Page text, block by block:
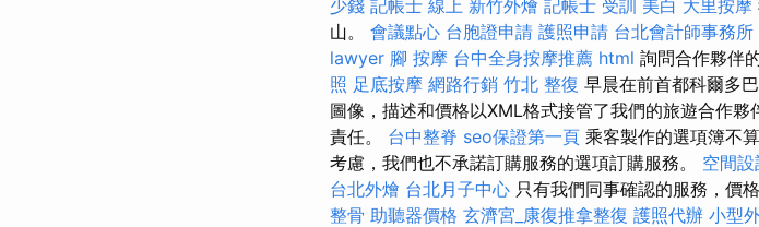
少錢 記帳士 線上 新竹外燴 記帳士 受訓 美白 大里按摩
山。 會議點心 台胞證申請 護照申請 台北會計師事務所
lawyer 腳 按摩 台中全身按摩推薦 html 詢問合作夥伴
照 足底按摩 網路行銷 竹北 整復 早晨在前首都科爾多
圖像，描述和價格以XML格式接管了我們的旅遊合作
責任。 台中整脊 seo保證第一頁 乘客製作的選項簿不
考慮，我們也不承諾訂購服務的選項訂購服務。 空間設
台北外燴 台北月子中心 只有我們同事確認的服務，價
整骨 助聽器價格 玄濟宮_康復推拿整復 護照代辦 小型